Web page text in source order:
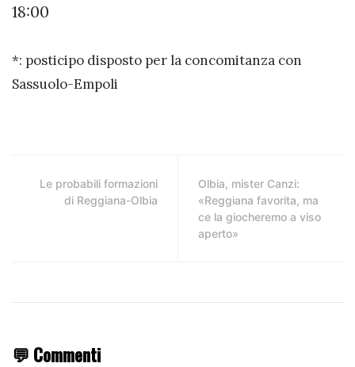
18:00
*: posticipo disposto per la concomitanza con
Sassuolo-Empoli
Le probabili formazioni
di Reggiana-Olbia
Olbia, mister Canzi:
«Reggiana favorita, ma
ce la giocheremo a viso
aperto»
💬 Commenti